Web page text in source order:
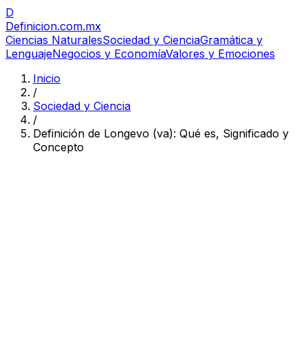
D
Definicion.com.mx
Ciencias NaturalesSociedad y CienciaGramática y
LenguajeNegocios y EconomíaValores y Emociones
Inicio
/
Sociedad y Ciencia
/
Definición de Longevo (va): Qué es, Significado y
Concepto